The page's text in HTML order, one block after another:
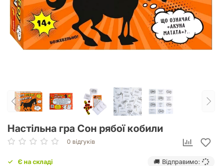
Настільна гра Сон рябої кобили
0 відгуків
Є на складі 🚚 Відправимо: